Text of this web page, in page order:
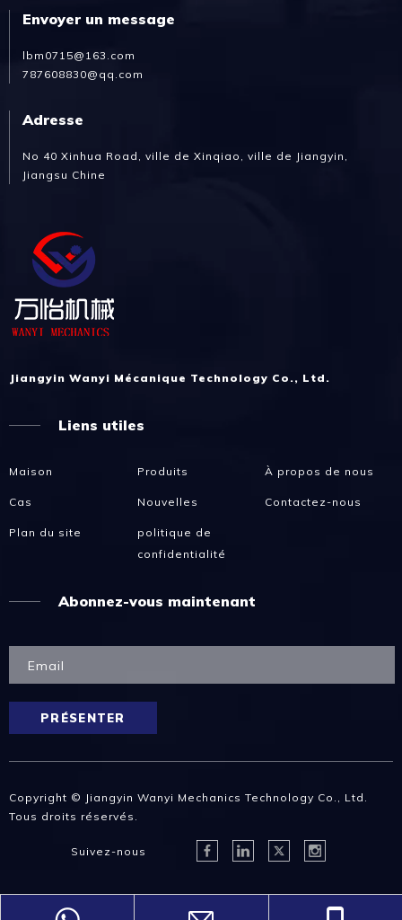
Envoyer un message
lbm0715@163.com
787608830@qq.com
Adresse
No 40 Xinhua Road, ville de Xinqiao, ville de Jiangyin,
Jiangsu Chine
Jiangyin Wanyi Mécanique Technology Co., Ltd.
Liens utiles
Maison Produits À propos de nous
Cas Nouvelles Contactez-nous
Plan du site
politique de
confidentialité
Abonnez-vous maintenant
PRÉSENTER
Copyright © Jiangyin Wanyi Mechanics Technology Co., Ltd.
Tous droits réservés.
Suivez-nous